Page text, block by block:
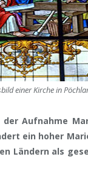
einer Kirche in
Aufnahme
ein hoher
Ländern als